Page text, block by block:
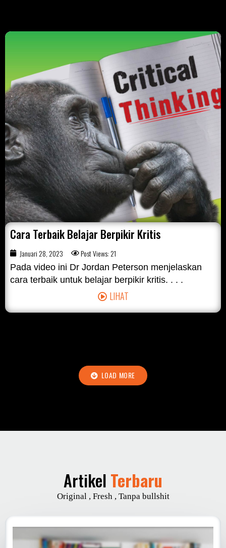
Cara Terbaik Belajar Berpikir Kritis
Januari 28, 2023 Post Views: 21
Pada video ini Dr Jordan Peterson menjelaskan
cara terbaik untuk belajar berpikir kritis. . . .
LIHAT
LOAD MORE
Artikel Terbaru
Original , Fresh , Tanpa bullshit